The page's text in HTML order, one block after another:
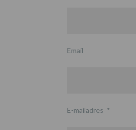
Email
E-mailadres *